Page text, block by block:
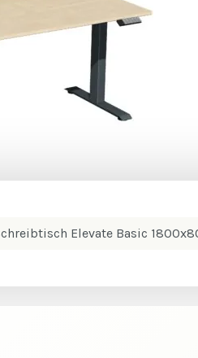
Elevate Basic